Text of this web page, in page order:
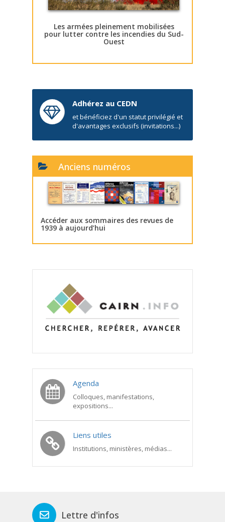
Les armées pleinement mobilisées
pour lutter contre les incendies du Sud-
Ouest
Adhérez au CEDN
et bénéficiez d'un statut privilégié et
d'avantages exclusifs (invitations...)
Anciens numéros
Accéder aux sommaires des revues de
1939 à aujourd’hui
Agenda
Colloques, manifestations,
expositions...
Liens utiles
Institutions, ministères, médias...
Lettre d'infos